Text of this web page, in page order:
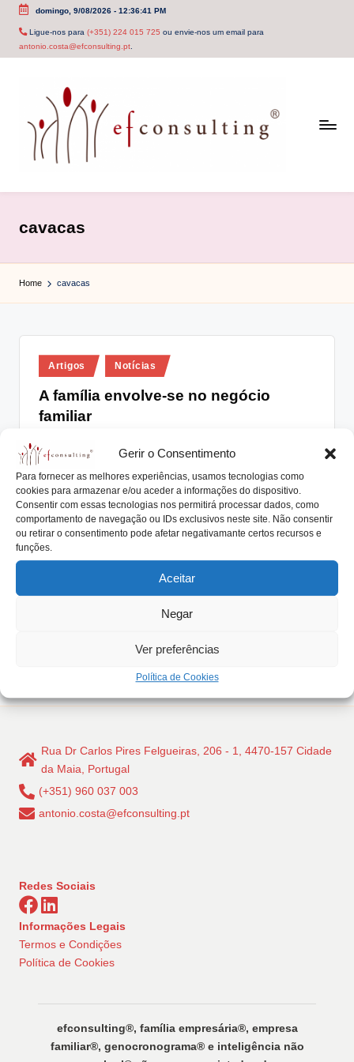
Gerir o Consentimento
Para fornecer as melhores experiências, usamos tecnologias como
cookies para armazenar e/ou aceder a informações do dispositivo.
Consentir com essas tecnologias nos permitirá processar dados, como
comportamento de navegação ou IDs exclusivos neste site. Não consentir
ou retirar o consentimento pode afetar negativamante certos recursos e
funções.
Aceitar
Negar
Ver preferências
Política de Cookies
Skip
domingo, 9/08/2026- 12:36:41 PM
Ligue-nos para (+351) 224 015 725 ou envie-nos um email para
antonio.costa@efconsulting.pt.
c
o
n
u
g
.
p
t
cavacas
Home cavacas
Posted
in
Artigos Notícias
A família envolve-se no negócio
familiar
Posted
by
A grande maioria das empresas familiares tem em
comum o facto de envolverem as pessoas…
Read More
Rua Dr Carlos Pires Felgueiras, 206 - 1, 4470-157 Cidade
da Maia, Portugal
(+351) 960 037 003
antonio.costa@efconsulting.pt
Redes Sociais
Informações Legais
Termos e Condições
Política de Cookies
efconsulting®️, família empresária®️, empresa
familiar®️, genocronograma®️ e inteligência não